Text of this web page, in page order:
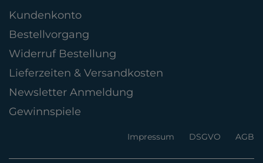
Kundenkonto
Bestellvorgang
Widerruf Bestellung
Lieferzeiten & Versandkosten
Newsletter Anmeldung
Gewinnspiele
Impressum DSGVO AGB